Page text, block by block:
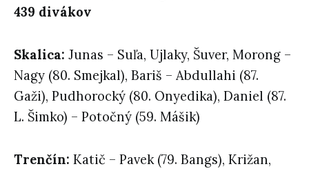
439 divákov
Skalica: Junas – Suľa, Ujlaky, Šuver, Morong –
Nagy (80. Smejkal), Bariš – Abdullahi (87.
Gaži), Pudhorocký (80. Onyedika), Daniel (87.
L. Šimko) – Potočný (59. Mášik)
Trenčín: Katič – Pavek (79. Bangs), Križan,